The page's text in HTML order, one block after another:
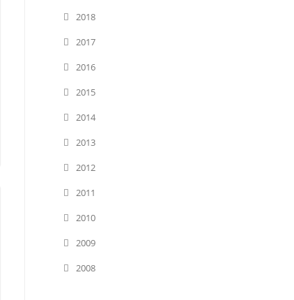
2018
2017
2016
2015
2014
2013
2012
2011
2010
2009
2008